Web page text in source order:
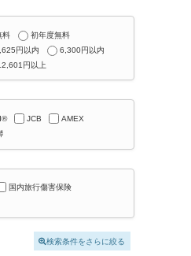
料
初年度無料
円以内
6,300円以内
円以上
JCB
AMEX
国内旅行傷害保険
検索条件をさらに絞る